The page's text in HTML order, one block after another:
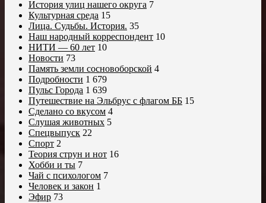
История улиц нашего округа 7
Культурная среда 15
Лица. Судьбы. История. 35
Наш народный корреспондент 10
НИТИ — 60 лет 10
Новости 73
Память земли сосновоборской 4
Подробности 1 679
Пульс Города 1 639
Путешествие на Эльбрус с флагом ББ 15
Сделано со вкусом 4
Слушая животных 5
Спецвыпуск 22
Спорт 2
Теория струн и нот 16
Хобби и ты 7
Чай с психологом 7
Человек и закон 1
Эфир 73